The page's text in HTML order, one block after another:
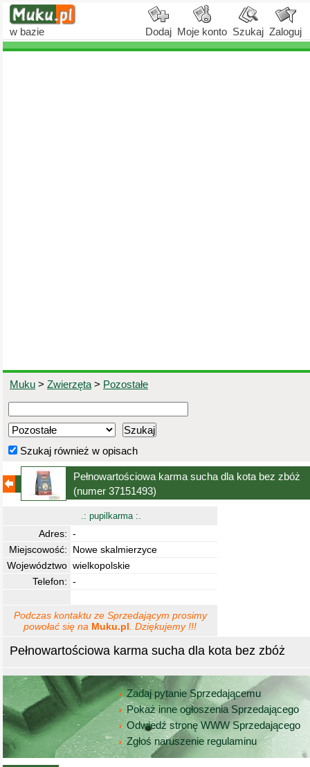
w bazie Dodaj Moje konto Szukaj Zaloguj
Muku > Zwierzęta > Pozostałe
Szukaj również w opisach
Pełnowartościowa karma sucha dla kota bez zbóż
(numer 37151493)
Pełnowartościowa karma sucha dla kota bez zbóż
Zadaj pytanie Sprzedającemu
Pokaż inne ogłoszenia Sprzedającego
Odwiedź stronę WWW Sprzedającego
Zgłoś naruszenie regulaminu
.: pupilkarma :.
Adres: -
Miejscowość:
Nowe skalmierzyce
Województwo wielkopolskie
Telefon: -
Podczas kontaktu ze Sprzedającym prosimy
powołać się na Muku.pl . Dziękujemy !!!